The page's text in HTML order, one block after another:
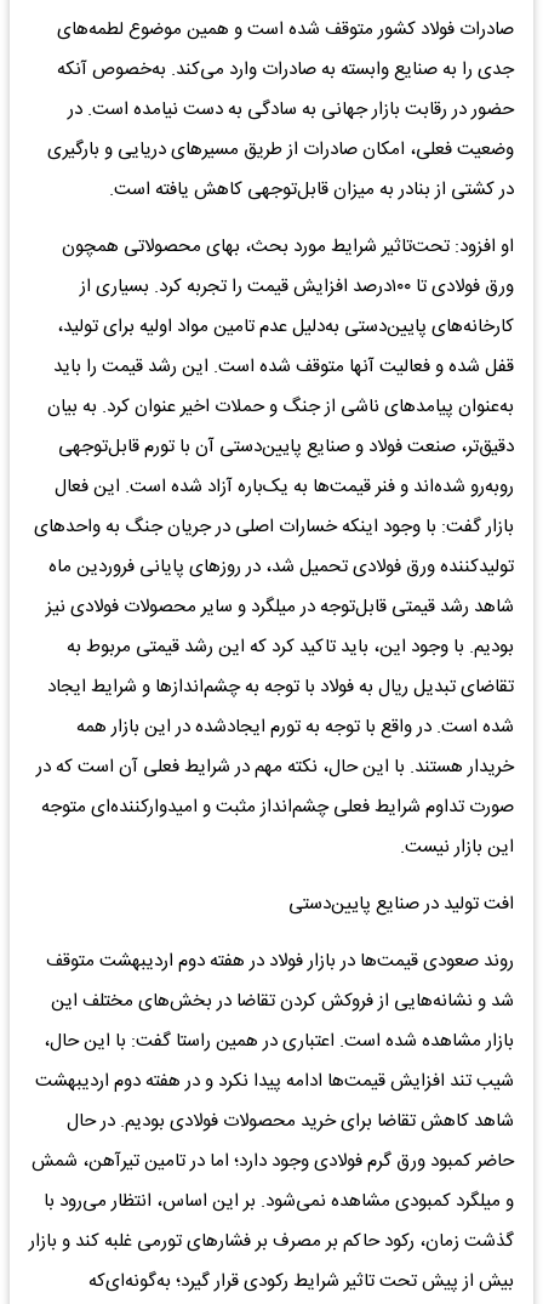
صادرات فولاد کشور متوقف شده است و همین موضوع لطمه‌های
جدی را به صنایع وابسته به صادرات وارد می‌کند. به‌خصوص آنکه
حضور در رقابت بازار جهانی به سادگی به دست نیامده است. در
وضعیت فعلی، امکان صادرات از طریق مسیرهای دریایی و بارگیری
در کشتی از بنادر به میزان قابل‌توجهی کاهش یافته است.
او افزود: تحت‌تاثیر شرایط مورد بحث، بهای محصولاتی همچون
ورق فولادی تا ۱۰۰درصد افزایش قیمت را تجربه کرد. بسیاری از
کارخانه‌های پایین‌دستی به‌دلیل عدم تامین مواد اولیه برای تولید،
قفل شده و فعالیت آنها متوقف شده است. این رشد قیمت را باید
به‌عنوان پیامدهای ناشی از جنگ و حملات اخیر عنوان کرد. به بیان
دقیق‌تر، صنعت فولاد و صنایع پایین‌دستی آن با تورم قابل‌توجهی
روبه‌رو شده‌اند و فنر قیمت‌ها به یک‌باره آزاد شده است. این فعال
بازار گفت: با وجود اینکه خسارات اصلی در جریان جنگ به واحدهای
تولیدکننده ورق فولادی تحمیل شد، در روزهای پایانی فروردین ماه
شاهد رشد قیمتی قابل‌توجه در میلگرد و سایر محصولات فولادی نیز
بودیم. با وجود این، باید تاکید کرد که این رشد قیمتی مربوط به
تقاضای تبدیل ریال به فولاد با توجه به چشم‌اندازها و شرایط ایجاد
شده است. در واقع با توجه به تورم ایجادشده در این بازار همه
خریدار هستند. با این حال، نکته مهم در شرایط فعلی آن است که در
صورت تداوم شرایط فعلی چشم‌انداز مثبت و امیدوارکننده‌ای متوجه
این بازار نیست.
افت تولید در صنایع پایین‌دستی
روند صعودی قیمت‌ها در بازار فولاد در هفته دوم اردیبهشت متوقف
شد و نشانه‌هایی از فروکش کردن تقاضا در بخش‌های مختلف این
بازار مشاهده شده است. اعتباری در همین راستا گفت: با این حال،
شیب تند افزایش قیمت‌ها ادامه پیدا نکرد و در هفته دوم اردیبهشت
شاهد کاهش تقاضا برای خرید محصولات فولادی بودیم. در حال
حاضر کمبود ورق گرم فولادی وجود دارد؛ اما در تامین تیرآهن، شمش
و میلگرد کمبودی مشاهده نمی‌شود. بر این اساس، انتظار می‌رود با
گذشت زمان، رکود حاکم بر مصرف بر فشارهای تورمی غلبه کند و بازار
بیش از پیش تحت تاثیر شرایط رکودی قرار گیرد؛ به‌گونه‌ای‌که